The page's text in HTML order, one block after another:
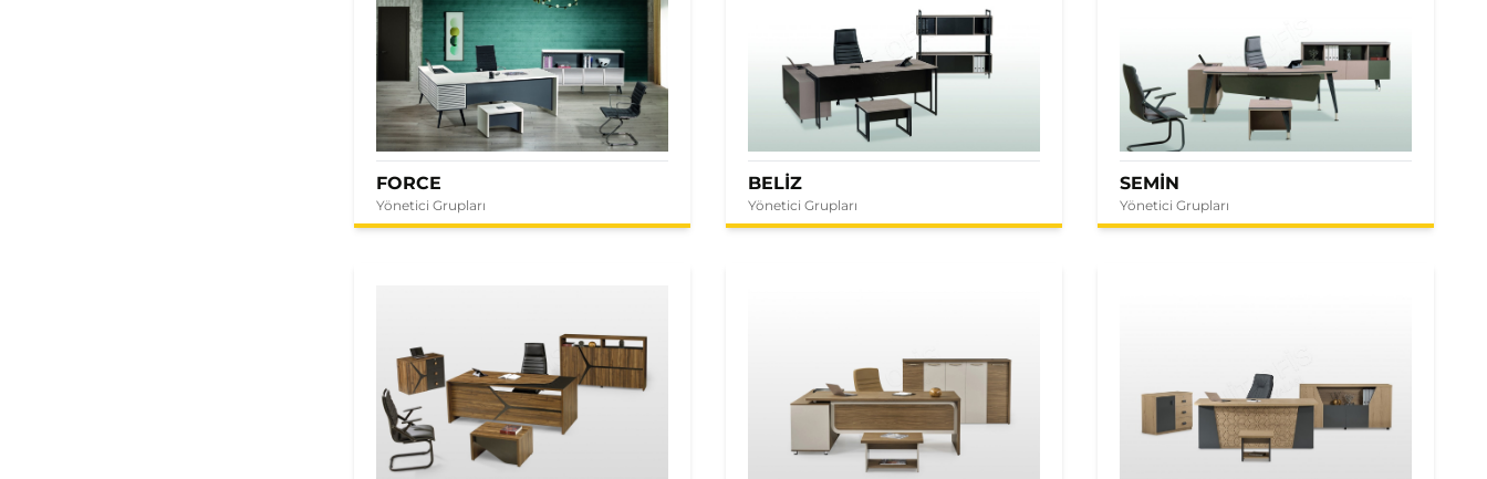
FORCE
Yönetici Grupları
BELİZ
Yönetici Grupları
SEMİN
Yönetici Grupları